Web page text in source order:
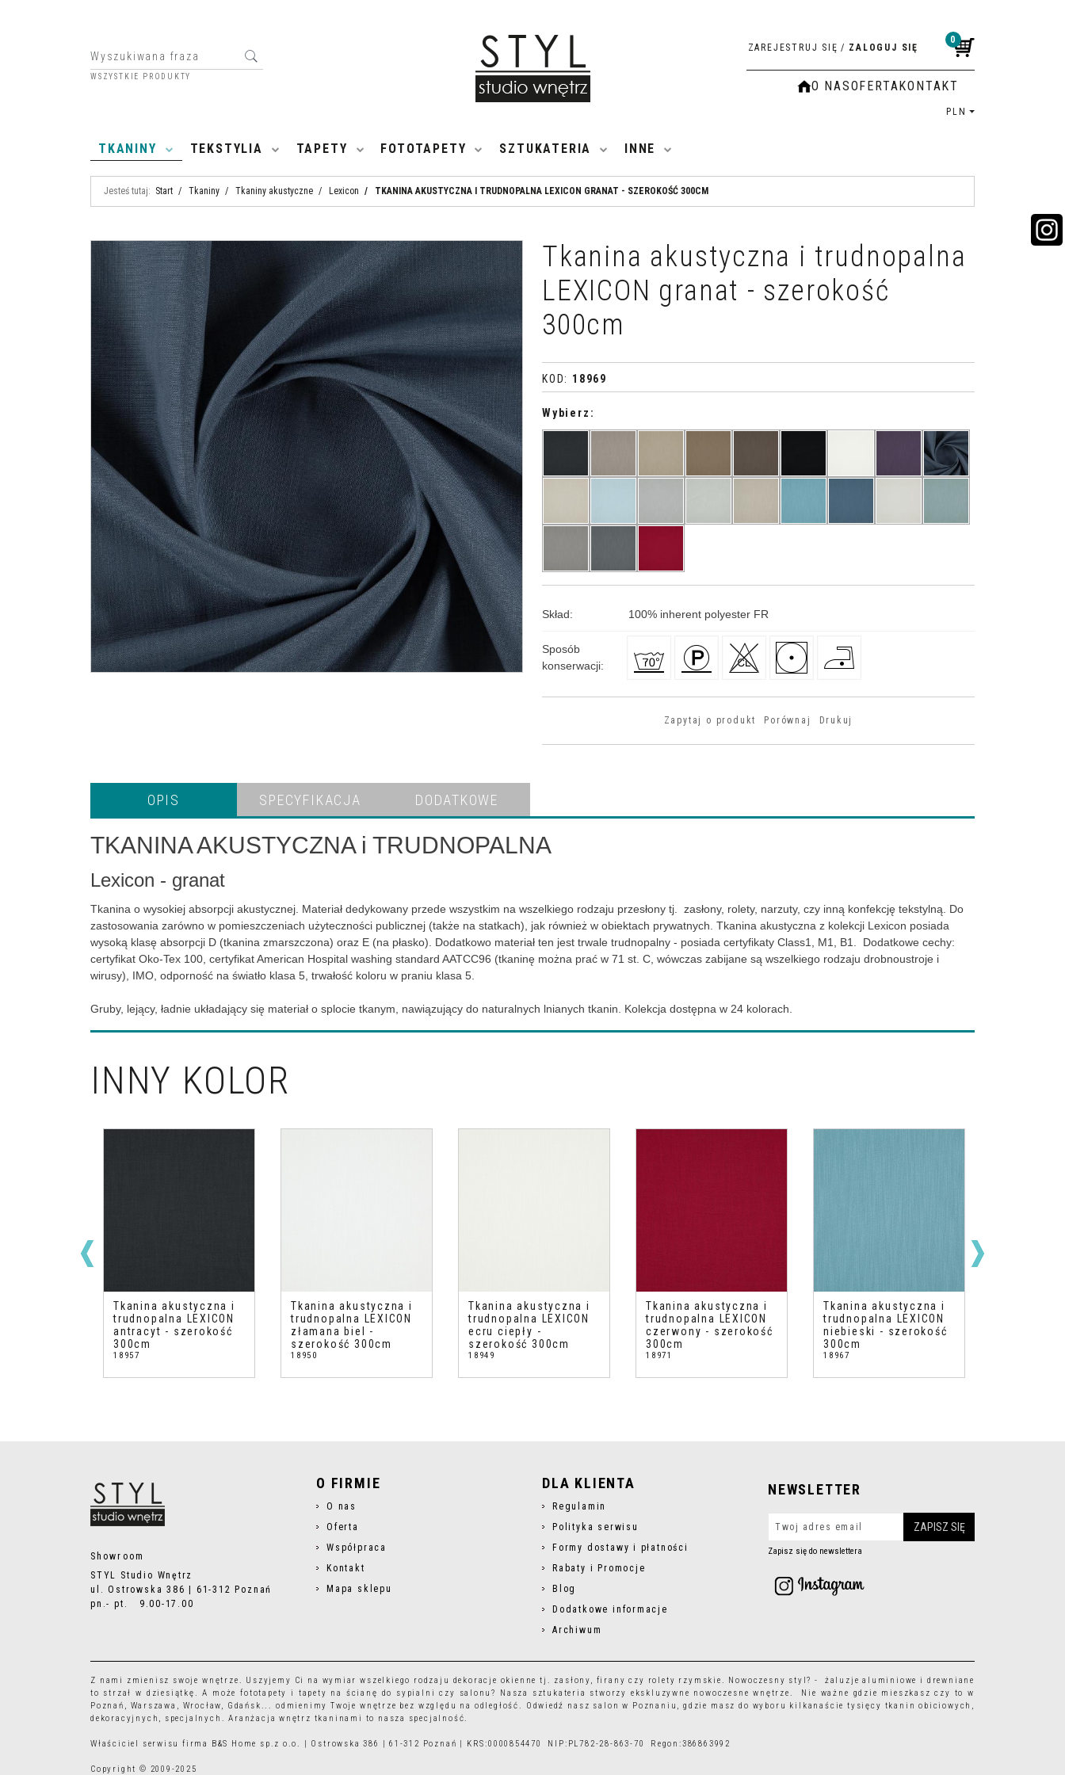
WSZYSTKIE PRODUKTY
0
ZAREJESTRUJ SIĘ / ZALOGUJ SIĘ
O NASOFERTAKONTAKT
PLN
TKANINY TEKSTYLIA TAPETY FOTOTAPETY SZTUKATERIA INNE
Jesteś tutaj: Start / Tkaniny / Tkaniny akustyczne / Lexicon / TKANINA AKUSTYCZNA I TRUDNOPALNA LEXICON GRANAT - SZEROKOŚĆ 300CM
Tkanina akustyczna i trudnopalna
LEXICON granat - szerokość
300cm
KOD: 18969
Wybierz:
Skład: 100% inherent polyester FR
Sposób
konserwacji:
Zapytaj o produkt Porównaj Drukuj
OPIS SPECYFIKACJA DODATKOWE
TKANINA AKUSTYCZNA i TRUDNOPALNA
Lexicon - granat
Tkanina o wysokiej absorpcji akustycznej. Materiał dedykowany przede wszystkim na wszelkiego rodzaju przesłony tj. zasłony, rolety, narzuty, czy inną konfekcję tekstylną. Do
zastosowania zarówno w pomieszczeniach użyteczności publicznej (także na statkach), jak również w obiektach prywatnych. Tkanina akustyczna z kolekcji Lexicon posiada
wysoką klasę absorpcji D (tkanina zmarszczona) oraz E (na płasko). Dodatkowo materiał ten jest trwale trudnopalny - posiada certyfikaty Class1, M1, B1. Dodatkowe cechy:
certyfikat Oko-Tex 100, certyfikat American Hospital washing standard AATCC96 (tkaninę można prać w 71 st. C, wówczas zabijane są wszelkiego rodzaju drobnoustroje i
wirusy), IMO, odporność na światło klasa 5, trwałość koloru w praniu klasa 5.
Gruby, lejący, ładnie układający się materiał o splocie tkanym, nawiązujący do naturalnych lnianych tkanin. Kolekcja dostępna w 24 kolorach.
INNY KOLOR
Tkanina akustyczna i
trudnopalna LEXICON
antracyt - szerokość
300cm
18957
Tkanina akustyczna i
trudnopalna LEXICON
złamana biel -
szerokość 300cm
18950
Tkanina akustyczna i
trudnopalna LEXICON
ecru ciepły -
szerokość 300cm
18949
Tkanina akustyczna i
trudnopalna LEXICON
czerwony - szerokość
300cm
18971
Tkanina akustyczna i
trudnopalna LEXICON
niebieski - szerokość
300cm
18967
Showroom
STYL Studio Wnętrz
ul. Ostrowska 386 | 61-312 Poznań
pn.- pt. 9.00-17.00
O FIRMIE
O nas
Oferta
Współpraca
Kontakt
Mapa sklepu
DLA KLIENTA
Regulamin
Polityka serwisu
Formy dostawy i płatności
Rabaty i Promocje
Blog
Dodatkowe informacje
Archiwum
NEWSLETTER
Zapisz się do newslettera
Z nami zmienisz swoje wnętrze. Uszyjemy Ci na wymiar wszelkiego rodzaju dekoracje okienne tj. zasłony, firany czy rolety rzymskie. Nowoczesny styl? - żaluzje aluminiowe i drewniane
to strzał w dziesiątkę. A możefototapety i tapety na ścianę do sypialni czy salonu? Nasza sztukateria stworzy ekskluzywne nowoczesne wnętrze. Nie ważne gdzie mieszkasz czy to w
Poznań, Warszawa, Wrocław, Gdańsk... odmienimy Twoje wnętrze bez względu na odległość. Odwiedź nasz salon w Poznaniu, gdzie masz do wyboru kilkanaście tysięcy tkanin obiciowych ,
dekoracyjnych, specjalnych. Aranżacja wnętrz tkaninami to nasza specjalność.
Właściciel serwisu firma B&S Home sp.z o.o. | Ostrowska 386 | 61-312 Poznań | KRS:0000854470 NIP:PL782-28-863-70 Regon:386863992
Copyright © 2009-2025